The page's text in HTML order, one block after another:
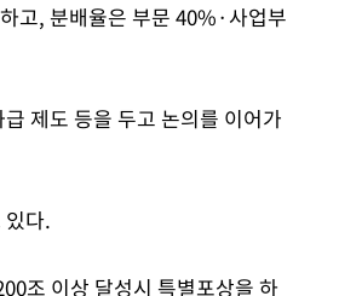
고, 분배율은 부문 40%·사업부
제도 등을 두고 논의를 이어가
다.
조 이상 달성시 특별포상을 하